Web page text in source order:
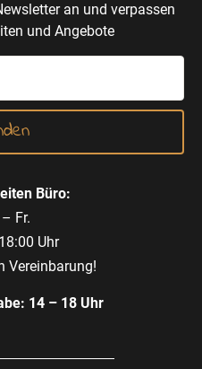
an und verpassen
und Angebote
Büro:
Fr.
Uhr
Vereinbarung!
14 – 18 Uhr